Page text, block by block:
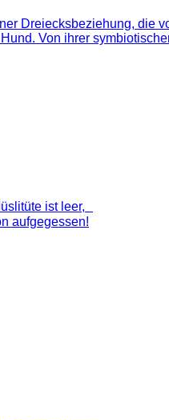
Dreiecksbeziehung, die
Von ihrer
ist leer,
aufgegessen!